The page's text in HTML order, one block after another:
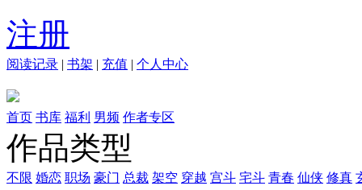
注册
阅读记录 | 书架 | 充值 | 个人中心
首页 书库 福利 男频 作者专区
作品类型
不限 婚恋 职场 豪门 总裁 架空 穿越 宫斗 宅斗 青春 仙侠 修真